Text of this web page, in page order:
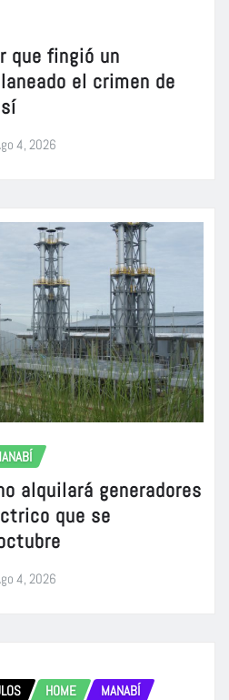
que fingió un
el crimen de
4, 2026
alquilará generadores
que se
4, 2026
HOME MANABÍ